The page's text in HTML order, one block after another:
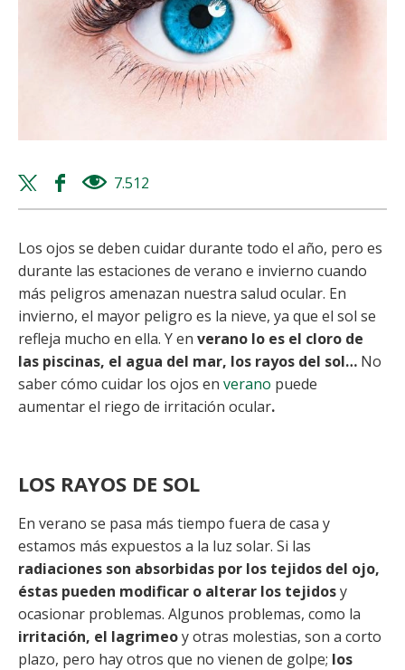
Twitter
share
Facebook
share
7.512
Los ojos se deben cuidar durante todo el año, pero es
durante las estaciones de verano e invierno cuando
más peligros amenazan nuestra salud ocular. En
invierno, el mayor peligro es la nieve, ya que el sol se
refleja mucho en ella. Y en verano lo es el cloro de
las piscinas, el agua del mar, los rayos del sol… No
saber cómo cuidar los ojos en verano puede
aumentar el riego de irritación ocular.
LOS RAYOS DE SOL
En verano se pasa más tiempo fuera de casa y
estamos más expuestos a la luz solar. Si las
radiaciones son absorbidas por los tejidos del ojo,
éstas pueden modificar o alterar los tejidosy
ocasionar problemas. Algunos problemas, como la
irritación, el lagrimeoy otras molestias, son a corto
plazo, pero hay otros que no vienen de golpe; los